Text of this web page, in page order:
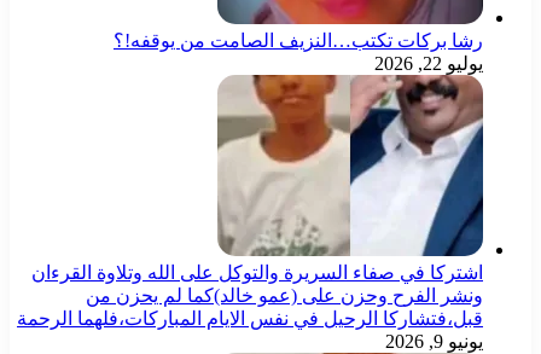
رشا بركات تكتب…النزيف الصامت من يوقفه!؟
يوليو 22, 2026
اشتركا في صفاء السريرة والتوكل على الله وتلاوة القرءان
ونشر الفرح وحزن على (عمو خالد)كما لم يحزن من
قبل،فتشاركا الرحيل في نفس الايام المباركات،فلهما الرحمة
يونيو 9, 2026